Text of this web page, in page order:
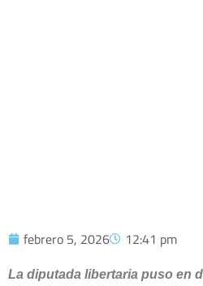
febrero 5, 2026 12:41 pm
La diputada libertaria puso en